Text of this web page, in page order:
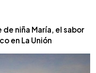
niña María, el sabor
en La Unión